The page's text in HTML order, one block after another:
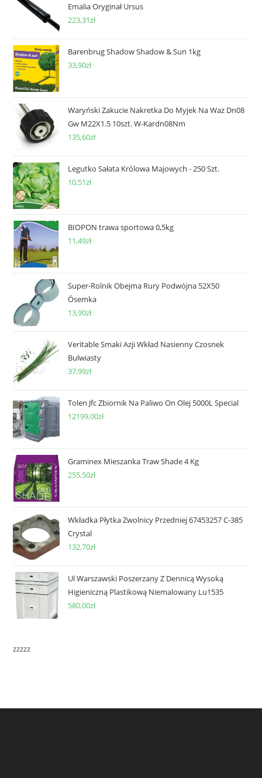
Emalia Oryginał Ursus
223,31zł
Barenbrug Shadow Shadow & Sun 1kg
33,90zł
Waryński Zakucie Nakretka Do Myjek Na Waz Dn08
Gw M22X1.5 10szt. W-Kardn08Nm
135,60zł
Legutko Sałata Królowa Majowych - 250 Szt.
10,51zł
BIOPON trawa sportowa 0,5kg
11,49zł
Super-Rolnik Obejma Rury Podwójna 52X50
Ósemka
13,90zł
Veritable Smaki Azji Wkład Nasienny Czosnek
Bulwiasty
37,99zł
Tolen Jfc Zbiornik Na Paliwo On Olej 5000L Special
12199,00zł
Graminex Mieszanka Traw Shade 4 Kg
255,50zł
Wkładka Płytka Zwolnicy Przedniej 67453257 C-385
Crystal
132,70zł
Ul Warszawski Poszerzany Z Dennicą Wysoką
Higieniczną Plastikową Niemalowany Lu1535
580,00zł
zzzzz